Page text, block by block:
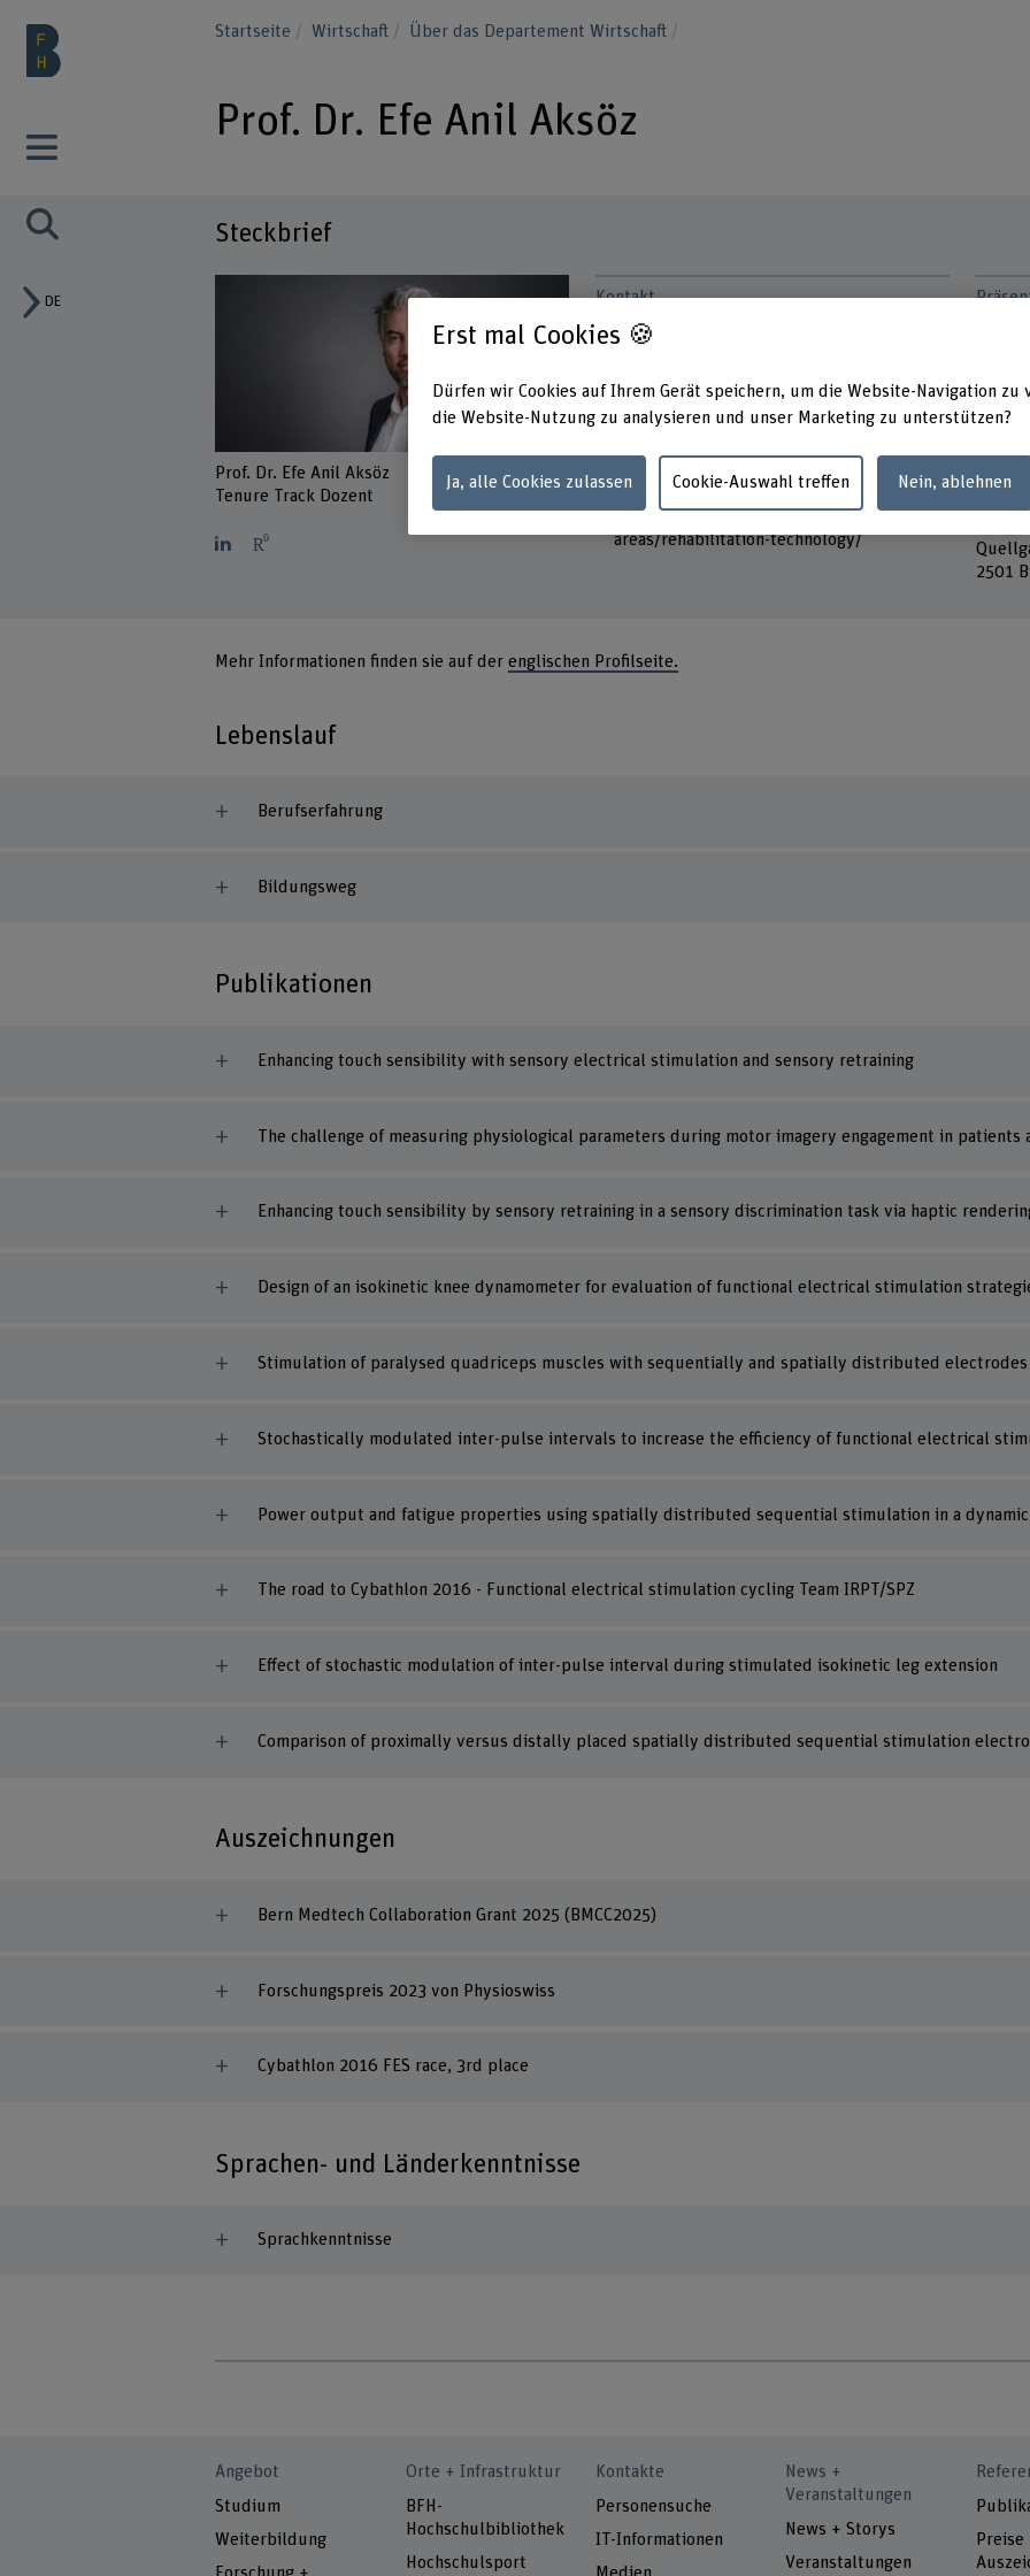
DE
Startseite Wirtschaft Über das Departement Wirtschaft
Prof. Dr. Efe Anil Aksöz
Steckbrief
Prof. Dr. Efe Anil Aksöz
Tenure Track Dozent
Kontakt
+41 31 848 53 87
www.bfh.ch/de/efe-anil-aksoez
Links
areas/rehabilitation-technology/
Freitag
Berner
2501
Mehr Informationen finden sie auf derenglischen Profilseite.
Lebenslauf
Berufserfahrung
Bildungsweg
Publikationen
Enhancing touch sensibility with sensory electrical stimulation and sensory retraining
The challenge of measuring physiological parameters during motor imagery engagement in patients
Enhancing touch sensibility by sensory retraining in a sensory discrimination task via haptic
Design of an isokinetic knee dynamometer for evaluation of functional electrical stimulation
Stimulation of paralysed quadriceps muscles with sequentially and spatially distributed electrodes
Stochastically modulated inter-pulse intervals to increase the efficiency of functional electrical
Power output and fatigue properties using spatially distributed sequential stimulation in a dynamic
The road to Cybathlon 2016 - Functional electrical stimulation cycling Team IRPT/SPZ
Effect of stochastic modulation of inter-pulse interval during stimulated isokinetic leg extension
Comparison of proximally versus distally placed spatially distributed sequential stimulation
Auszeichnungen
Bern Medtech Collaboration Grant 2025 (BMCC2025)
Forschungspreis 2023 von Physioswiss
Cybathlon 2016 FES race, 3rd place
Sprachen- und Länderkenntnisse
Sprachkenntnisse
Angebot
Studium
Weiterbildung
Orte + Infrastruktur
BFH-
Hochschulbibliothek
Hochschulsport
Kontakte
Personensuche
IT-Informationen
News +
Veranstaltungen
News + Storys
Veranstaltungen
Preise
Erst mal Cookies 🍪
Dürfen wir Cookies auf Ihrem Gerät speichern, um die Website-Navigation zu
die Website-Nutzung zu analysieren und unser Marketing zu unterstützen?
Ja, alle Cookies zulassen Cookie-Auswahl treffen Nein, ablehnen